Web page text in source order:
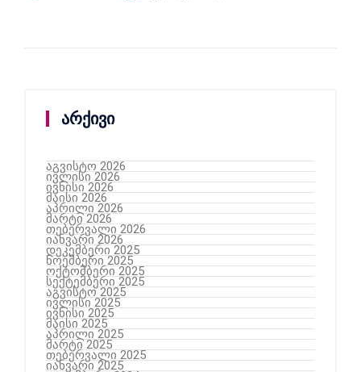
არქივი
აგვისტო 2026
ივლისი 2026
ივნისი 2026
მაისი 2026
აპრილი 2026
მარტი 2026
თებერვალი 2026
იანვარი 2026
დეკემბერი 2025
ნოემბერი 2025
ოქტომბერი 2025
სექტემბერი 2025
აგვისტო 2025
ივლისი 2025
ივნისი 2025
მაისი 2025
აპრილი 2025
მარტი 2025
თებერვალი 2025
იანვარი 2025